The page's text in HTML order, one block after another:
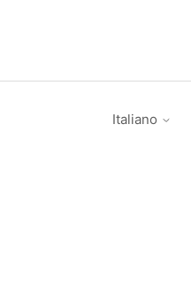
Italiano